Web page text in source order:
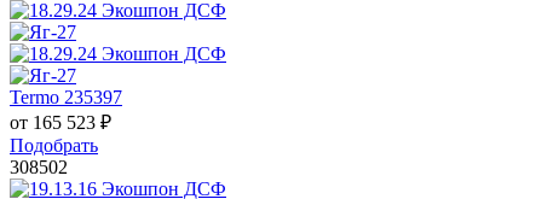
Termo 235397
от 165 523 ₽
Подобрать
308502